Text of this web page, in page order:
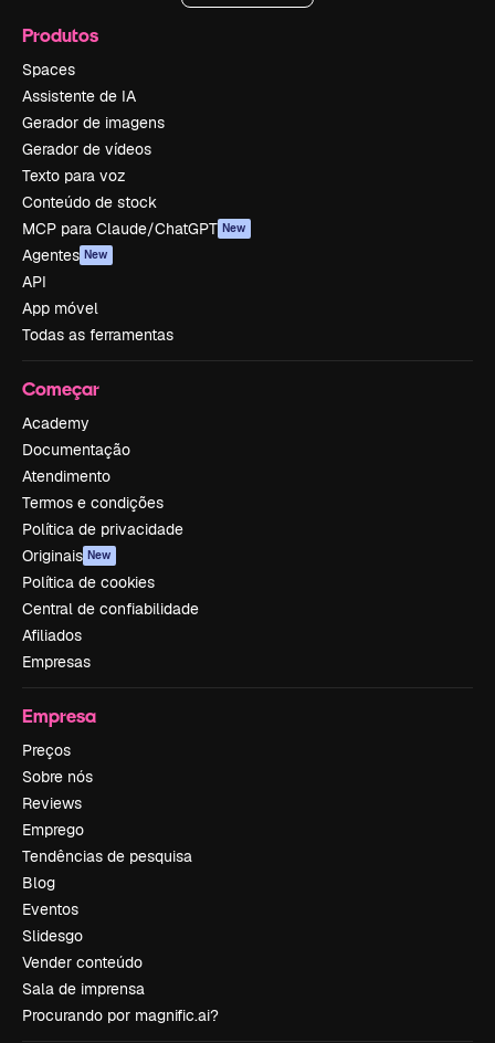
Produtos
Spaces
Assistente de IA
Gerador de imagens
Gerador de vídeos
Texto para voz
Conteúdo de stock
MCP para Claude/ChatGPT New
Agentes New
API
App móvel
Todas as ferramentas
Começar
Academy
Documentação
Atendimento
Termos e condições
Política de privacidade
Originais New
Política de cookies
Central de confiabilidade
Afiliados
Empresas
Empresa
Preços
Sobre nós
Reviews
Emprego
Tendências de pesquisa
Blog
Eventos
Slidesgo
Vender conteúdo
Sala de imprensa
Procurando por magnific.ai?